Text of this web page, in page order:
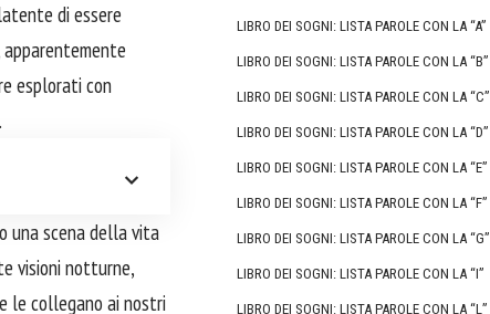
di essere
esplorati con
una scena della vita
visioni notturne,
le collegano ai nostri
LIBRO DEI SOGNI: LISTA PAROLE CON LA “A”
LIBRO DEI SOGNI: LISTA PAROLE CON LA “B”
LIBRO DEI SOGNI: LISTA PAROLE CON LA “C”
LIBRO DEI SOGNI: LISTA PAROLE CON LA “D”
LIBRO DEI SOGNI: LISTA PAROLE CON LA “E”
LIBRO DEI SOGNI: LISTA PAROLE CON LA “F”
LIBRO DEI SOGNI: LISTA PAROLE CON LA “G”
LIBRO DEI SOGNI: LISTA PAROLE CON LA “I”
LIBRO DEI SOGNI: LISTA PAROLE CON LA “L”